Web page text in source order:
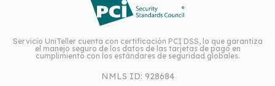
Servicio UniTeller cuenta con certificación PCI DSS, lo que garantiza
el manejo seguro de los datos de las tarjetas de pago en
cumplimiento con los estándares de seguridad globales.
NMLS ID: 928684